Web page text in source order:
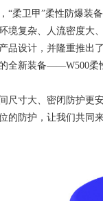
“柔卫甲”柔性防爆装
境复杂、人流密度大
品设计，并隆重推出
全新装备——W500柔
尺寸大、密闭防护更
的防护，让我们共同